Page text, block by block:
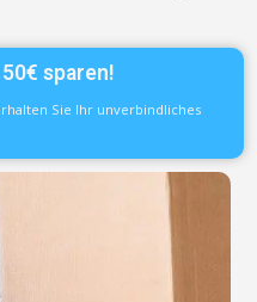
sparen!
Sie Ihr unverbindliches